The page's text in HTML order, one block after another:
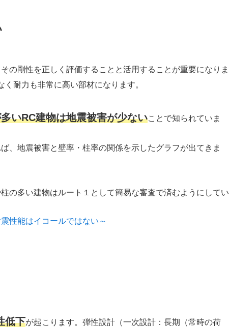
の剛性を正しく評価することと活用することが重要になりま
耐力も非常に高い部材になります。
いRC建物は地震被害が少ないことで知られていま
、地震被害と壁率・柱率の関係を示したグラフが出てきま
の多い建物はルート１として簡易な審査で済むようにしてい
性能はイコールではない～
低下が起こります。弾性設計（一次設計：長期（常時の荷